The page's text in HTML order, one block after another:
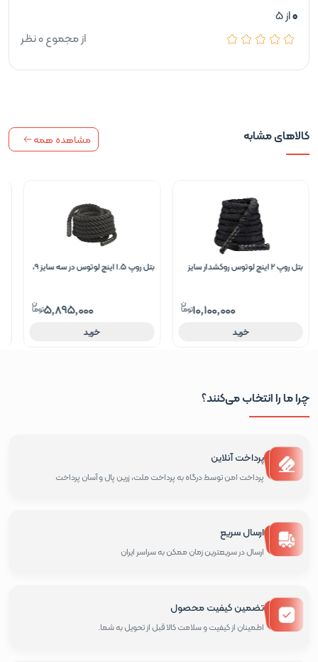
کالاهای مشابه مشاهده همه
بتل روپ 2 اینچ لوتوس روکشدار سایز
خرید
10,100,000
بتل روپ 1.5 اینچ لوتوس در سه سایز 9،
خرید
5,895,000
0از 5
از مجموع 0 نظر
چرا ما را انتخاب می‌کنند؟
پرداخت آنلاین
پرداخت امن توسط درگاه به پرداخت ملت، زرین پال و آسان پرداخت
ارسال سریع
ارسال در سریعترین زمان ممکن به سراسر ایران
تضمین کیفیت محصول
اطمینان از کیفیت و سلامت کالا قبل از تحویل به شما.